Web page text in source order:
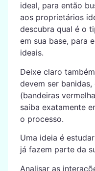
ideal, para então
aos proprietários
descubra qual é o
em sua base, para
ideais.
Deixe claro
devem ser
(bandeiras
saiba exatamente
o processo.
Uma ideia é
já fazem parte da
Analisar as